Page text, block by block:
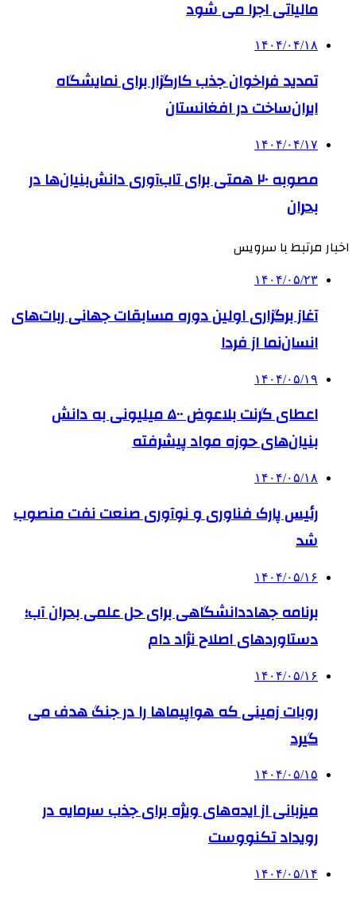
مالیاتی اجرا می شود
۱۴۰۴/۰۴/۱۸
تمدید فراخوان جذب کارگزار برای نمایشگاه
ایران‌ساخت در افغانستان
۱۴۰۴/۰۴/۱۷
مصوبه ۲۰ همتی برای تاب‌آوری دانش‌بنیان‌ها در
بحران
اخبار مرتبط با سرویس
۱۴۰۴/۰۵/۲۳
آغاز برگزاری اولین دوره مسابقات جهانی ربات‌های
انسان‌نما از فردا
۱۴۰۴/۰۵/۱۹
اعطای گرنت بلاعوض ۵۰۰ میلیونی به دانش
بنیان‌های حوزه مواد پیشرفته
۱۴۰۴/۰۵/۱۸
رئیس پارک فناوری و نوآوری صنعت نفت منصوب
شد
۱۴۰۴/۰۵/۱۶
برنامه جهاددانشگاهی برای حل علمی بحران آب؛
دستاوردهای اصلاح نژاد دام
۱۴۰۴/۰۵/۱۶
روبات زمینی که هواپیماها را در جنگ هدف می
گیرد
۱۴۰۴/۰۵/۱۵
میزبانی از ایده‌های ویژه برای جذب سرمایه در
رویداد تکنووست
۱۴۰۴/۰۵/۱۴